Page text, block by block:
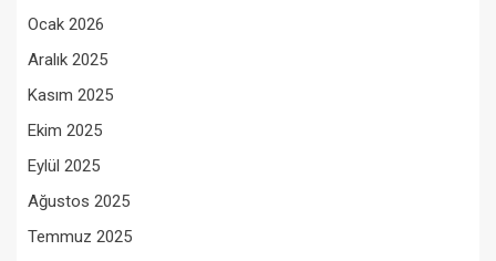
Ocak 2026
Aralık 2025
Kasım 2025
Ekim 2025
Eylül 2025
Ağustos 2025
Temmuz 2025